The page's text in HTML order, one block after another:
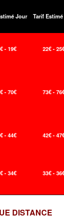
Jour Tarif
- 19€ 22€ -
- 70€ 73€ -
- 44€ 42€ -
- 34€ 33€ -
DISTANCE